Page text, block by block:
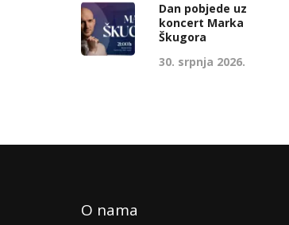
Dan pobjede uz
koncert Marka
Škugora
30. srpnja 2026.
O nama